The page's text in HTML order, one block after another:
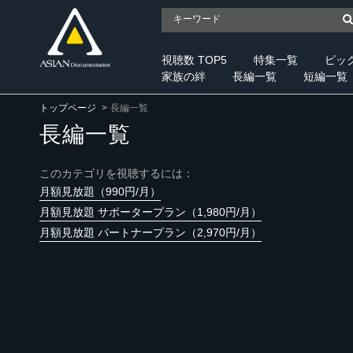
視聴数 TOP5 特集一覧
ピッ
家族の絆
長編一覧 短編一覧
トップページ 長編一覧
長編一覧
このカテゴリを視聴するには：
月額見放題（990円/月）
月額見放題 サポータープラン（1,980円/月）
月額見放題 パートナープラン（2,970円/月）